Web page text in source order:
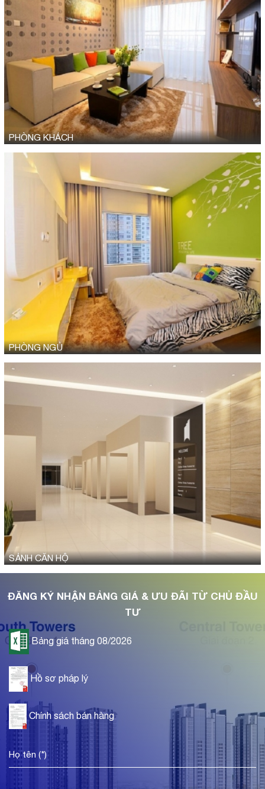
PHÒNG KHÁCH
PHÒNG NGỦ
SẢNH CĂN HỘ
ĐĂNG KÝ NHẬN BẢNG GIÁ & ƯU ĐÃI TỪ CHỦ ĐẦU
TƯ
Bảng giá tháng 08/2026
Hồ sơ pháp lý
Chính sách bán hàng